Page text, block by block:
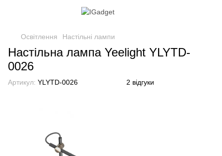
Освітлення Настільні лампи
Настільна лампа Yeelight YLYTD-
0026
Артикул: YLYTD-0026 2 відгуки